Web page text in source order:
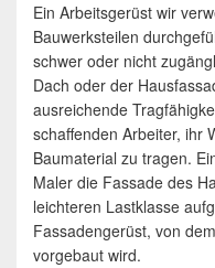
Ein Arbeitsgerüst wir
Bauwerksteilen
schwer oder nicht
Dach oder der
ausreichende
schaffenden Arbeiter, ihr
Baumaterial zu tragen.
Maler die Fassade des
leichteren Lastklasse
Fassadengerüst, von
vorgebaut wird.